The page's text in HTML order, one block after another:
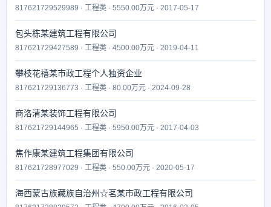
817621729529989 · 工程类 · 5550.00万元 · 2017-05-17
包头栋某建筑工程有限公司
817621729427589 · 工程类 · 4500.00万元 · 2019-04-11
攀枝花禧某市政工程个人独资企业
817621729136773 · 工程类 · 80.00万元 · 2024-09-28
商洛清某装饰工程有限公司
817621729144965 · 工程类 · 5950.00万元 · 2017-04-03
焦作康某建筑工程集团有限公司
817621728977029 · 工程类 · 550.00万元 · 2020-05-17
海西蒙古族藏族自治州☆茗某市政工程有限公司